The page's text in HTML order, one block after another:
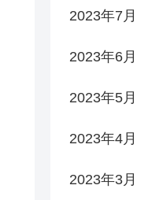
2023年7月
2023年6月
2023年5月
2023年4月
2023年3月